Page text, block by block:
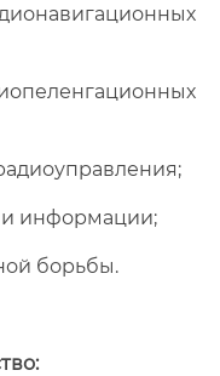
информации;
борьбы.